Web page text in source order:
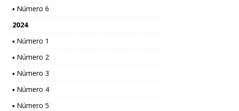
▪ Número 6
2024
▪ Número 1
▪ Número 2
▪ Número 3
▪ Número 4
▪ Número 5